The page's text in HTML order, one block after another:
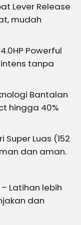
Lever Release
mudah
Powerful
tanpa
Bantalan
hingga 40%
Super Luas (152
dan aman.
– Latihan lebih
dan